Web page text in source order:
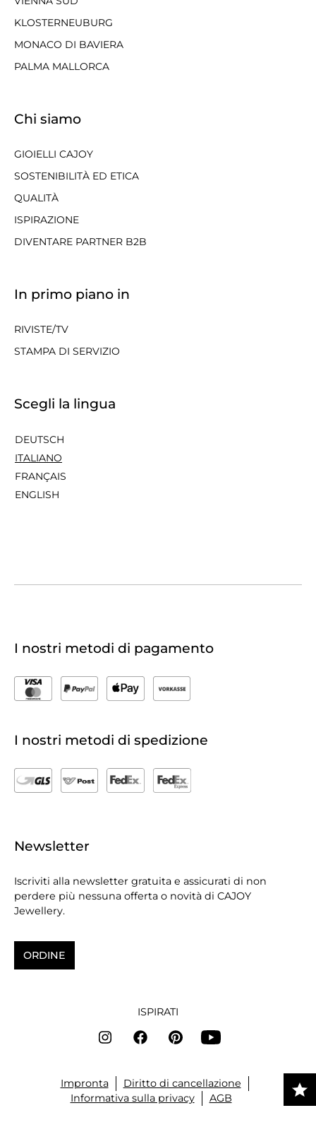
KLOSTERNEUBURG
MONACO DI BAVIERA
PALMA MALLORCA
Chi siamo
GIOIELLI CAJOY
SOSTENIBILITÀ ED ETICA
QUALITÀ
ISPIRAZIONE
DIVENTARE PARTNER B2B
In primo piano in
RIVISTE/TV
STAMPA DI SERVIZIO
Scegli la lingua
DEUTSCH
ITALIANO
FRANÇAIS
ENGLISH
I nostri metodi di pagamento
I nostri metodi di spedizione
Newsletter
Iscriviti alla newsletter gratuita e assicurati di non
perdere più nessuna offerta o novità di CAJOY
Jewellery.
ORDINE
ISPIRATI
Impronta
Diritto di cancellazione
Informativa sulla privacy
AGB